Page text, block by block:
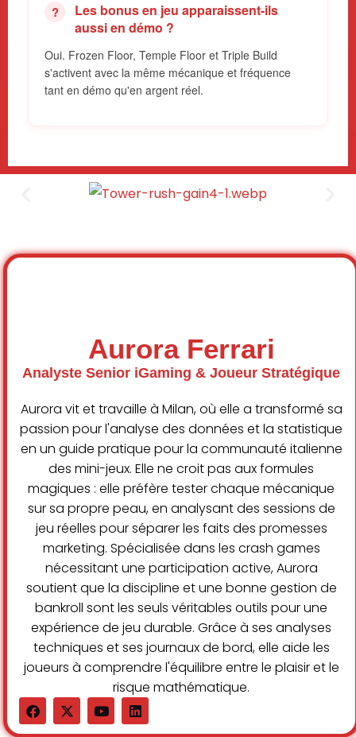
Les bonus en jeu apparaissent-ils
aussi en démo ?
Oui. Frozen Floor, Temple Floor et Triple Build
s'activent avec la même mécanique et fréquence
tant en démo qu'en argent réel.
Aurora Ferrari
Analyste Senior iGaming & Joueur Stratégique
Aurora vit et travaille à Milan, où elle a transformé sa
passion pour l'analyse des données et la statistique
en un guide pratique pour la communauté italienne
des mini-jeux. Elle ne croit pas aux formules
magiques : elle préfère tester chaque mécanique
sur sa propre peau, en analysant des sessions de
jeu réelles pour séparer les faits des promesses
marketing. Spécialisée dans les crash games
nécessitant une participation active, Aurora
soutient que la discipline et une bonne gestion de
bankroll sont les seuls véritables outils pour une
expérience de jeu durable. Grâce à ses analyses
techniques et ses journaux de bord, elle aide les
joueurs à comprendre l'équilibre entre le plaisir et le
risque mathématique.